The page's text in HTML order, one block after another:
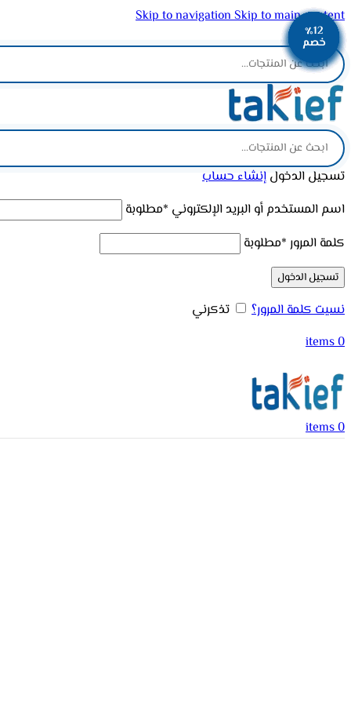
Skip to navigationSkip to main content
ADD ANYTHING HERE OR JUST REMOVE IT…
تسجيل الدخول إنشاء حساب
اسم المستخدم أو البريد الإلكتروني *مطلوبة
كلمة المرور *مطلوبة
تسجيل الدخول
نسيت كلمة المرور؟
تذكرني
0
items
0
items
٪12
خصم
٪12
خصم
٪12
خصم
٪12
خصم
٪12
خصم
٪13
خصم
٪12
خصم
٪12
خصم
٪12
خصم